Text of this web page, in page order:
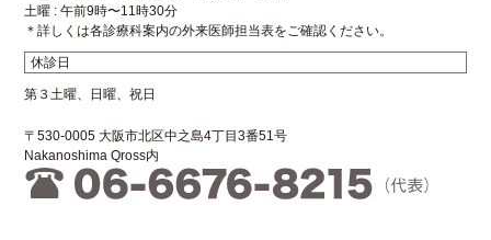
土曜 : 午前9時〜11時30分
＊詳しくは各診療科案内の外来医師担当表をご確認ください。
休診日
第３土曜、日曜、祝日
〒530-0005 大阪市北区中之島4丁目3番51号
Nakanoshima Qross内